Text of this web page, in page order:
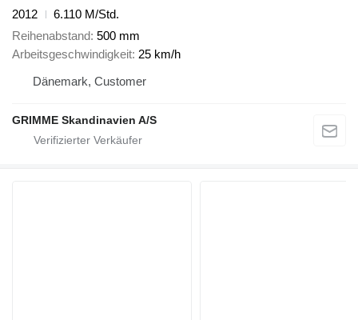
2012
6.110 M/Std.
Reihenabstand 500 mm
Arbeitsgeschwindigkeit 25 km/h
Dänemark, Customer
GRIMME Skandinavien A/S